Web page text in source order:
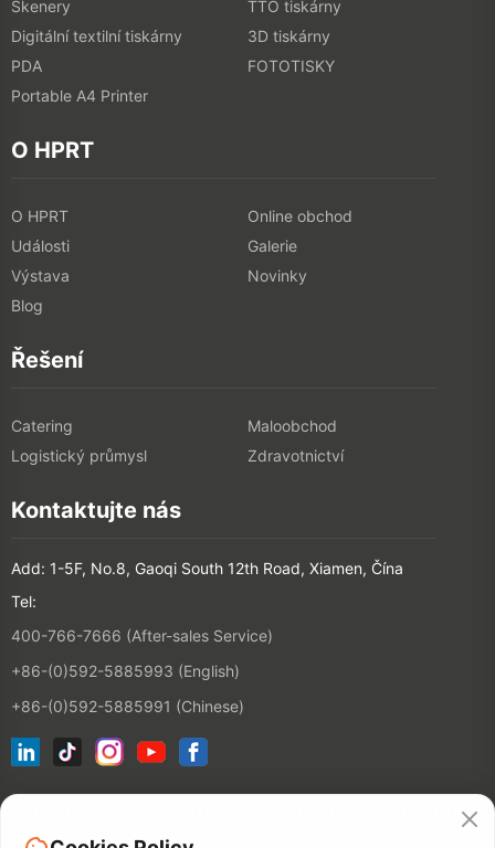
Skenery
TTO tiskárny
Digitální textilní tiskárny
3D tiskárny
PDA
FOTOTISKY
Portable A4 Printer
O HPRT
O HPRT
Online obchod
Události
Galerie
Výstava
Novinky
Blog
Řešení
Catering
Maloobchod
Logistický průmysl
Zdravotnictví
Kontaktujte nás
Add: 1-5F, No.8, Gaoqi South 12th Road, Xiamen, Čína
Tel:
400-766-7666 (After-sales Service)
+86-(0)592-5885993 (English)
+86-(0)592-5885991 (Chinese)